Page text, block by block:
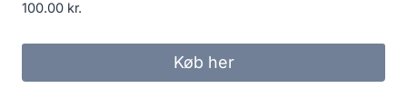
100.00 kr.
Køb her